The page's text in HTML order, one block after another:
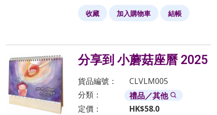
收藏 加入購物車 結帳
分享到 小蘑菇座曆 2025
貨品編號：
CLVLM005
分類：
禮品／其他
定價：
HK$58.0